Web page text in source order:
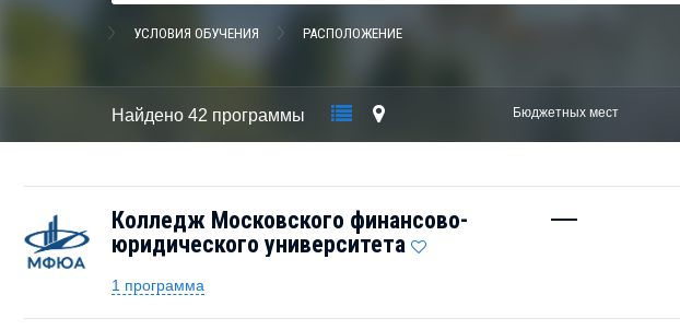
УСЛОВИЯ ОБУЧЕНИЯ РАСПОЛОЖЕНИЕ
Найдено 42 программы Бюджетных мест
Колледж Московского финансово-
юридического университета
—
1 программа